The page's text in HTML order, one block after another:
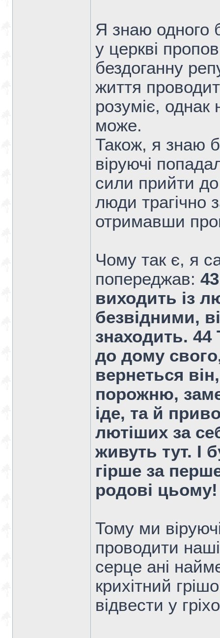
Я знаю одного
у церкві
бездоганну
життя
розуміє, однак
може.
Також, я знаю
віруючі
сили прийти
люди трагічно
отримавши
Чому так є, я
попереджав:
виходить із
безвідними,
знаходить. 44
до дому
вернеться
порожню,
іде, та й
лютіших за
живуть тут. І
гірше за
родові
Тому ми
проводити
серце ані
крихітний
відвести у